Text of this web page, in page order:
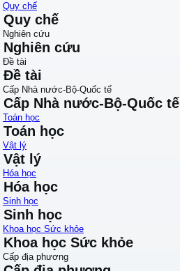
Quy chế
Quy chế
Nghiên cứu
Nghiên cứu
Đề tài
Đề tài
Cấp Nhà nước-Bộ-Quốc tế
Cấp Nhà nước-Bộ-Quốc tế
Toán học
Toán học
Vật lý
Vật lý
Hóa học
Hóa học
Sinh học
Sinh học
Khoa học Sức khỏe
Khoa học Sức khỏe
Cấp địa phương